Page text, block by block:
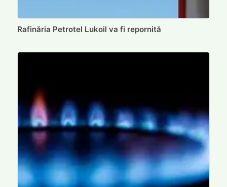
Rafinăria Petrotel Lukoil va fi repornită